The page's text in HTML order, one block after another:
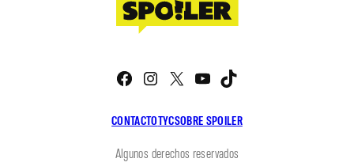
CONTACTOTYCSOBRE SPOILER
Facebook
Instagram
X YouTube
Algunos derechos reservados